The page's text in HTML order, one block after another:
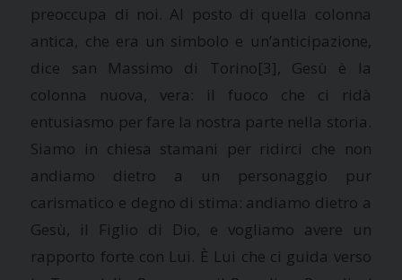
preoccupa di noi. Al posto di quella colonna
antica, che era un simbolo e un’anticipazione,
dice san Massimo di Torino[3], Gesù è la
colonna nuova, vera: il fuoco che ci ridà
entusiasmo per fare la nostra parte nella storia.
Siamo in chiesa stamani per ridirci che non
andiamo dietro a un personaggio pur
carismatico e degno di stima: andiamo dietro a
Gesù, il Figlio di Dio, e vogliamo avere un
rapporto forte con Lui. È Lui che ci guida verso